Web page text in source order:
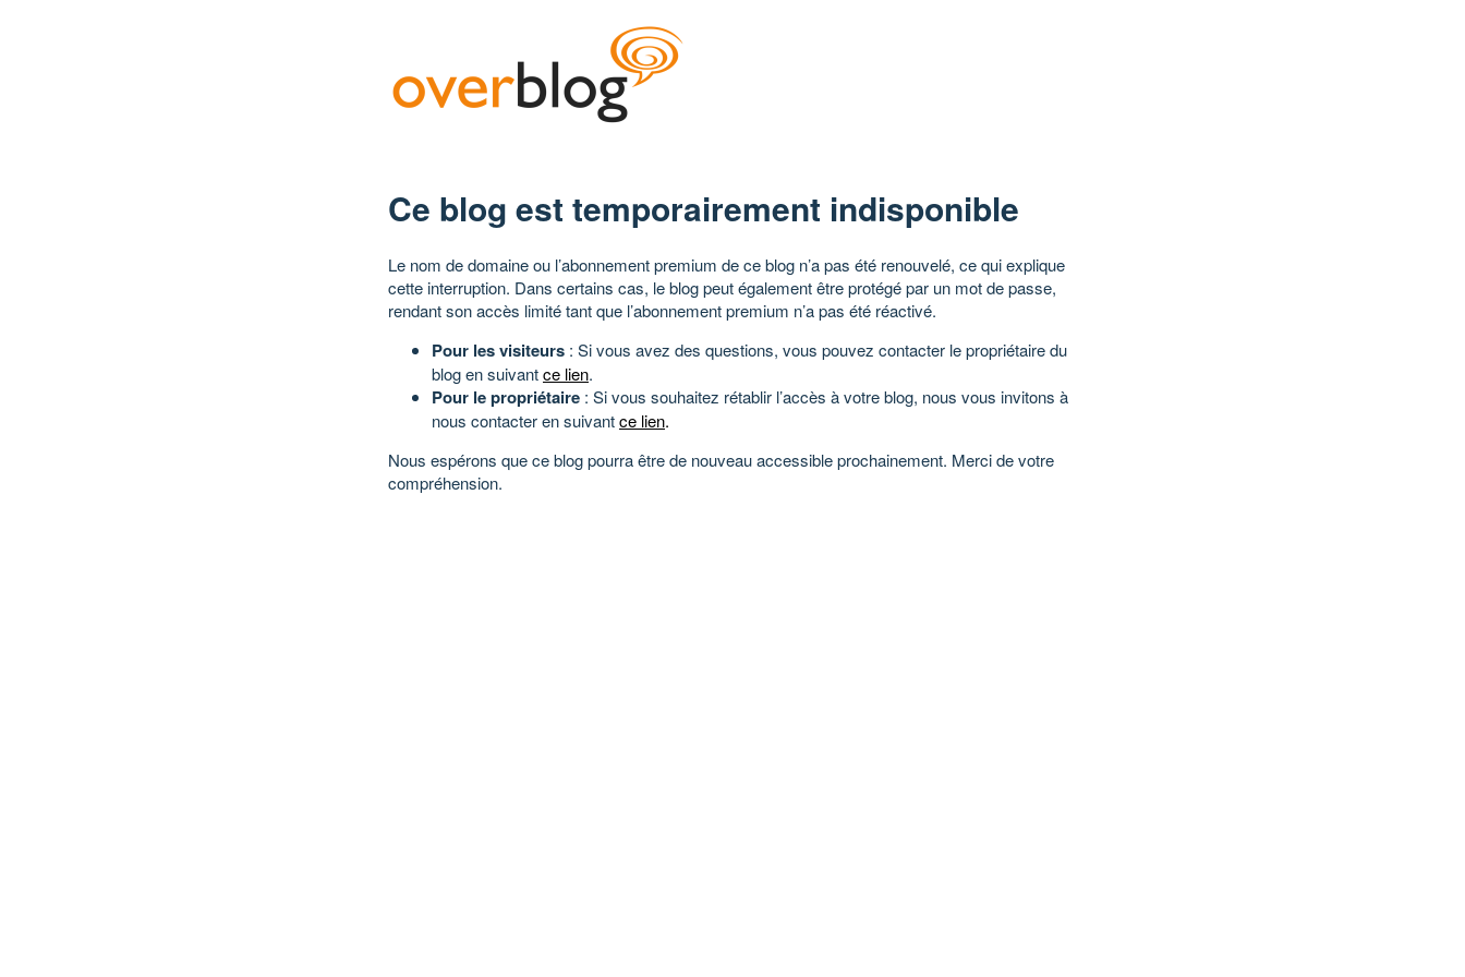
Ce blog est temporairement indisponible
Le nom de domaine ou l’abonnement premium de ce blog n’a pas été renouvelé, ce qui explique
cette interruption. Dans certains cas, le blog peut également être protégé par un mot de passe,
rendant son accès limité tant que l’abonnement premium n’a pas été réactivé.
Pour les visiteurs : Si vous avez des questions, vous pouvez contacter le propriétaire du
blog en suivantce lien.
Pour le propriétaire : Si vous souhaitez rétablir l’accès à votre blog, nous vous invitons à
nous contacter en suivantce lien.
Nous espérons que ce blog pourra être de nouveau accessible prochainement. Merci de votre
compréhension.